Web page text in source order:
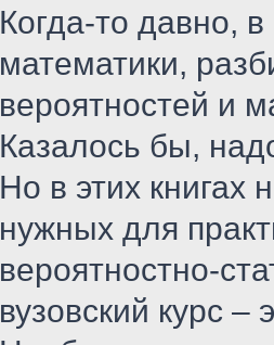
Когда-то давно,
математики,
вероятностей и
Казалось бы,
Но в этих книгах
нужных для
вероятностно-
вузовский курс –